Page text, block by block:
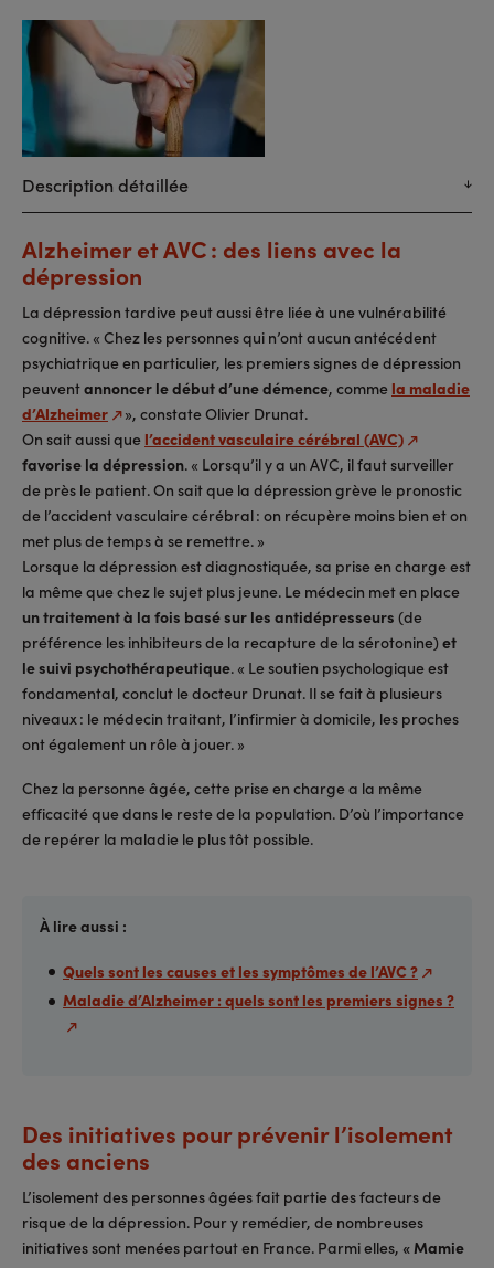
Description détaillée
Alzheimer et AVC : des liens avec la
dépression
La dépression tardive peut aussi être liée à une vulnérabilité
cognitive. « Chez les personnes qui n’ont aucun antécédent
psychiatrique en particulier, les premiers signes de dépression
peuventannoncer le début d’une démence, comme la maladie
d’Alzheimer », constate Olivier Drunat.
On sait aussi que l’accident vasculaire cérébral (AVC)
favorise la dépression. « Lorsqu’il y a un AVC, il faut surveiller
de près le patient. On sait que la dépression grève le pronostic
de l’accident vasculaire cérébral : on récupère moins bien et on
met plus de temps à se remettre. »
Lorsque la dépression est diagnostiquée, sa prise en charge est
la même que chez le sujet plus jeune. Le médecin met en place
un traitement à la fois basé sur les antidépresseurs (de
préférence les inhibiteurs de la recapture de la sérotonine)et
le suivi psychothérapeutique. « Le soutien psychologique est
fondamental, conclut le docteur Drunat. Il se fait à plusieurs
niveaux : le médecin traitant, l’infirmier à domicile, les proches
ont également un rôle à jouer. »
Chez la personne âgée, cette prise en charge a la même
efficacité que dans le reste de la population. D’où l’importance
de repérer la maladie le plus tôt possible.
À lire aussi :
Quels sont les causes et les symptômes de l’AVC ?
Maladie d’Alzheimer : quels sont les premiers signes ?
Des initiatives pour prévenir l’isolement
des anciens
L’isolement des personnes âgées fait partie des facteurs de
risque de la dépression. Pour y remédier, de nombreuses
initiatives sont menées partout en France. Parmi elles, « Mamie